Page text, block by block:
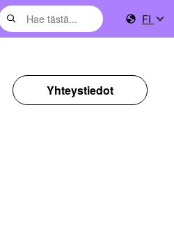
FI
Yhteystiedot